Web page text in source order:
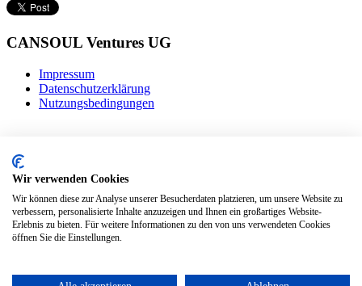
CANSOUL Ventures UG
Impressum
Datenschutzerklärung
Nutzungsbedingungen
Wir verwenden Cookies
Wir können diese zur Analyse unserer Besucherdaten platzieren, um unsere Website zu
verbessern, personalisierte Inhalte anzuzeigen und Ihnen ein großartiges Website-
Erlebnis zu bieten. Für weitere Informationen zu den von uns verwendeten Cookies
öffnen Sie die Einstellungen.